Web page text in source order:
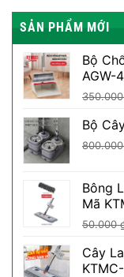
SẢN PHẨM MỚI
Bộ
AGW-
Bộ
Bông
Mã
50.000
Cây